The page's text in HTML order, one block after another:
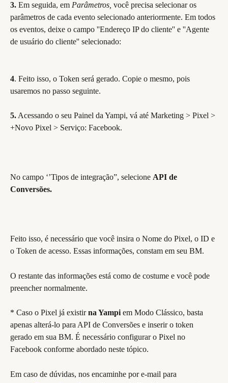
3. Em seguida, em Parâmetros, você precisa selecionar os
parâmetros de cada evento selecionado anteriormente. Em todos
os eventos, deixe o campo ''Endereço IP do cliente'' e ''Agente
de usuário do cliente'' selecionado:
4. Feito isso, o Token será gerado. Copie o mesmo, pois
usaremos no passo seguinte.
5. Acessando o seu Painel da Yampi, vá até Marketing > Pixel >
+Novo Pixel > Serviço: Facebook.
No campo ‘’Tipos de integração”, selecione API de
Conversões.
Feito isso, é necessário que você insira o Nome do Pixel, o ID e
o Token de acesso. Essas informações, constam em seu BM.
O restante das informações está como de costume e você pode
preencher normalmente.
* Caso o Pixel já existir na Yampi em Modo Clássico, basta
apenas alterá-lo para API de Conversões e inserir o token
gerado em sua BM. É necessário configurar o Pixel no
Facebook conforme abordado neste tópico.
Em caso de dúvidas, nos encaminhe por e-mail para